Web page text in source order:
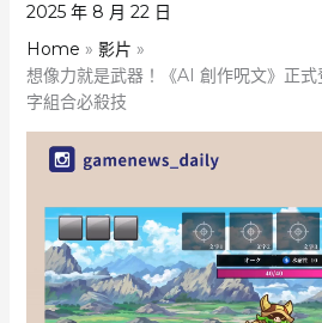
2025 年 8 月 22 日
Home
影片
想像力就是武器！《AI 創作呪文》正
字組合必殺技